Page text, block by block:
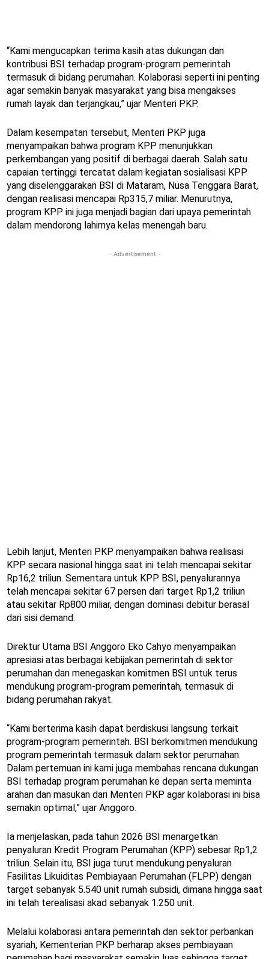
“Kami mengucapkan terima kasih atas dukungan dan
kontribusi BSI terhadap program-program pemerintah
termasuk di bidang perumahan. Kolaborasi seperti ini penting
agar semakin banyak masyarakat yang bisa mengakses
rumah layak dan terjangkau,” ujar Menteri PKP.
Dalam kesempatan tersebut, Menteri PKP juga
menyampaikan bahwa program KPP menunjukkan
perkembangan yang positif di berbagai daerah. Salah satu
capaian tertinggi tercatat dalam kegiatan sosialisasi KPP
yang diselenggarakan BSI di Mataram, Nusa Tenggara Barat,
dengan realisasi mencapai Rp315,7 miliar. Menurutnya,
program KPP ini juga menjadi bagian dari upaya pemerintah
dalam mendorong lahirnya kelas menengah baru.
- Advertisement -
Lebih lanjut, Menteri PKP menyampaikan bahwa realisasi
KPP secara nasional hingga saat ini telah mencapai sekitar
Rp16,2 triliun. Sementara untuk KPP BSI, penyalurannya
telah mencapai sekitar 67 persen dari target Rp1,2 triliun
atau sekitar Rp800 miliar, dengan dominasi debitur berasal
dari sisi demand.
Direktur Utama BSI Anggoro Eko Cahyo menyampaikan
apresiasi atas berbagai kebijakan pemerintah di sektor
perumahan dan menegaskan komitmen BSI untuk terus
mendukung program-program pemerintah, termasuk di
bidang perumahan rakyat.
“Kami berterima kasih dapat berdiskusi langsung terkait
program-program pemerintah. BSI berkomitmen mendukung
program pemerintah termasuk dalam sektor perumahan.
Dalam pertemuan ini kami juga membahas rencana dukungan
BSI terhadap program perumahan ke depan serta meminta
arahan dan masukan dari Menteri PKP agar kolaborasi ini bisa
semakin optimal,” ujar Anggoro.
Ia menjelaskan, pada tahun 2026 BSI menargetkan
penyaluran Kredit Program Perumahan (KPP) sebesar Rp1,2
triliun. Selain itu, BSI juga turut mendukung penyaluran
Fasilitas Likuiditas Pembiayaan Perumahan (FLPP) dengan
target sebanyak 5.540 unit rumah subsidi, dimana hingga saat
ini telah terealisasi akad sebanyak 1.250 unit.
Melalui kolaborasi antara pemerintah dan sektor perbankan
syariah, Kementerian PKP berharap akses pembiayaan